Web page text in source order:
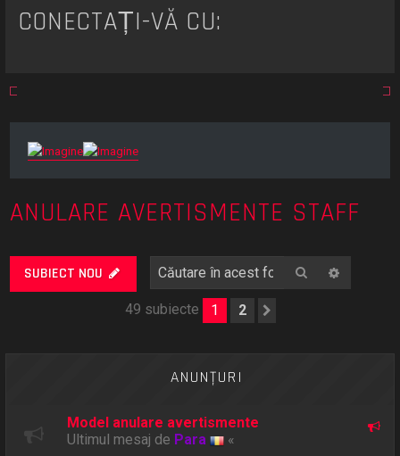
t
CONECTAȚI-VĂ CU:
ANULARE AVERTISMENTE STAFF
SUBIECT NOU Căutare
49 subiecte 1 2
ANUNŢURI
Model anulare avertismente
Ultimul mesaj de Para «